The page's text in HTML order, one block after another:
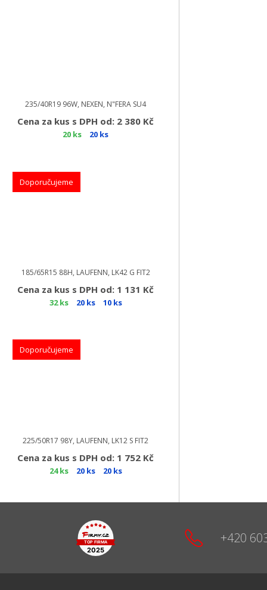
235/40R19 96W, NEXEN, N"FERA SU4
Cena za kus s DPH od: 2 380 Kč
20 ks 20 ks
Doporučujeme
185/65R15 88H, LAUFENN, LK42 G FIT2
Cena za kus s DPH od: 1 131 Kč
32 ks 20 ks 10 ks
Doporučujeme
225/50R17 98Y, LAUFENN, LK12 S FIT2
Cena za kus s DPH od: 1 752 Kč
24 ks 20 ks 20 ks
+420